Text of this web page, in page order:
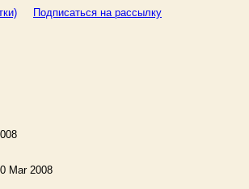
Подписаться на рассылку
Mar 2008